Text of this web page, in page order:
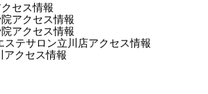
セス情報
アクセス情報
アクセス情報
ステサロン立川店アクセス情報
アクセス情報